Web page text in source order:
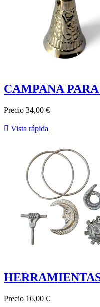
CAMPANA
Precio 34,00 €
 Vista rápida
Precio 16,00 €